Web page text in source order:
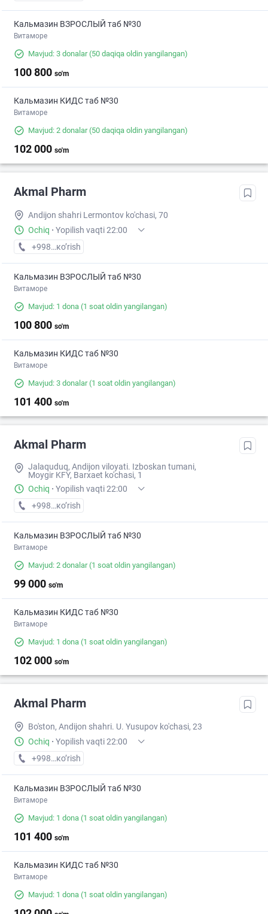
Кальмазин ВЗРОСЛЫЙ таб №30
Витаморе
Mavjud: 3 donalar(50 daqiqa oldin yangilangan)
100 800 so'm
Кальмазин КИДС таб №30
Витаморе
Mavjud: 2 donalar(50 daqiqa oldin yangilangan)
102 000 so'm
Akmal Pharm
Andijon shahri Lermontov ko'chasi, 70
Ochiq · Yopilish vaqti 22:00
+998 (90) XXX-XX-XX
кo’rish
Кальмазин ВЗРОСЛЫЙ таб №30
Витаморе
Mavjud: 1 dona (1 soat oldin yangilangan)
100 800 so'm
Кальмазин КИДС таб №30
Витаморе
Mavjud: 3 donalar(1 soat oldin yangilangan)
101 400 so'm
Akmal Pharm
Jalaquduq, Andijon viloyati. Izboskan tumani,
Moygir KFY, Barxaet ko'chasi, 1
Ochiq · Yopilish vaqti 22:00
+998 (90) XXX-XX-XX
кo’rish
Кальмазин ВЗРОСЛЫЙ таб №30
Витаморе
Mavjud: 2 donalar(1 soat oldin yangilangan)
99 000 so'm
Кальмазин КИДС таб №30
Витаморе
Mavjud: 1 dona (1 soat oldin yangilangan)
102 000 so'm
Akmal Pharm
Bo'ston, Andijon shahri. U. Yusupov ko'chasi, 23
Ochiq · Yopilish vaqti 22:00
+998 (90) XXX-XX-XX
кo’rish
Кальмазин ВЗРОСЛЫЙ таб №30
Витаморе
Mavjud: 1 dona (1 soat oldin yangilangan)
101 400 so'm
Кальмазин КИДС таб №30
Витаморе
Mavjud: 1 dona (1 soat oldin yangilangan)